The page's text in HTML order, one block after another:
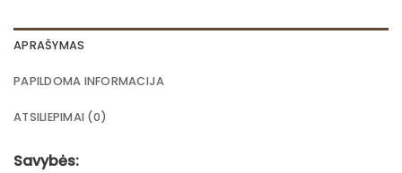
APRAŠYMAS
PAPILDOMA INFORMACIJA
ATSILIEPIMAI (0)
Savybės: